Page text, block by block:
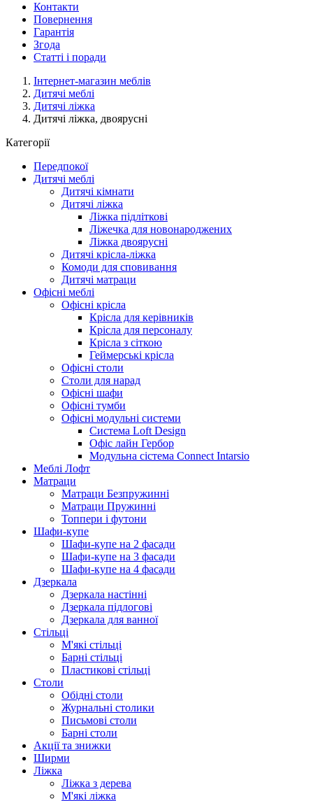
Контакти
Повернення
Гарантія
Згода
Статті і поради
Інтернет-магазин меблів
Дитячі меблі
Дитячі ліжка
Дитячі ліжка, двоярусні
Категорії
Передпокої
Дитячі меблі
Дитячі кімнати
Дитячі ліжка
Ліжка підліткові
Ліжечка для новонароджених
Ліжка двоярусні
Дитячі крісла-ліжка
Комоди для сповивання
Дитячі матраци
Офісні меблі
Офісні крісла
Крісла для керівників
Крісла для персоналу
Крісла з сіткою
Геймерські крісла
Офісні столи
Столи для нарад
Офісні шафи
Офісні тумби
Офісні модульні системи
Система Loft Design
Офіс лайн Гербор
Модульна сістема Connect Intarsio
Меблі Лофт
Матраци
Матраци Безпружинні
Матраци Пружинні
Топпери і футони
Шафи-купе
Шафи-купе на 2 фасади
Шафи-купе на 3 фасади
Шафи-купе на 4 фасади
Дзеркала
Дзеркала настінні
Дзеркала підлогові
Дзеркала для ванної
Стільці
М'які стільці
Барні стільці
Пластикові стільці
Столи
Обідні столи
Журнальні столики
Письмові столи
Барні столи
Акції та знижки
Ширми
Ліжка
Ліжка з дерева
М'які ліжка